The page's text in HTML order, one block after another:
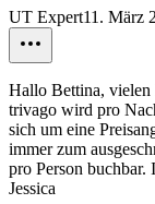
UT Expert11. März
Hallo Bettina, vielen
trivago wird pro
sich um eine
immer zum
pro Person
Jessica